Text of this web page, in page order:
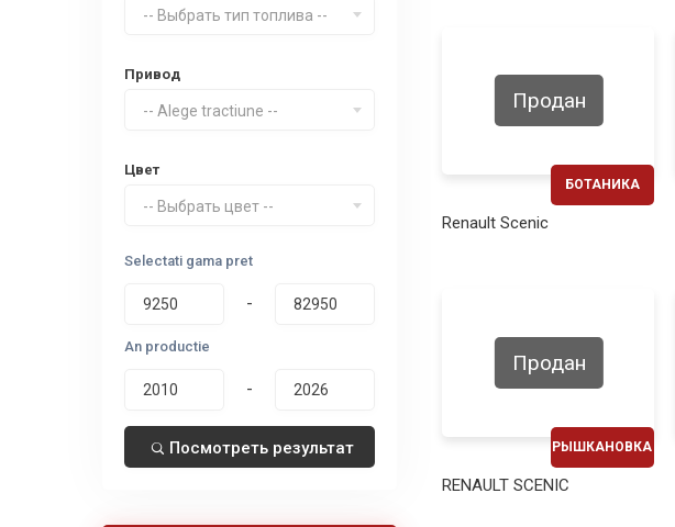
-- Выбрать тип топлива --
Привод
-- Alege tractiune --
Цвет
-- Выбрать цвет --
Selectati gama pret
-
An productie
-
Посмотреть результат
БОТАНИКА
Продан
Renault Scenic
РЫШКАНОВКА
ЕЖЕМЕСЯЧНО
Продан
RENAULT SCENIC